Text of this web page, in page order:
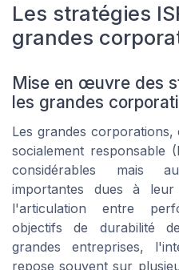
Les stratégies
grandes
Mise en œuvre des
les grandes
Les grandes corporations,
socialement responsable
considérables mais
importantes dues à
l'articulation entre
objectifs de durabilité
grandes entreprises,
repose souvent sur